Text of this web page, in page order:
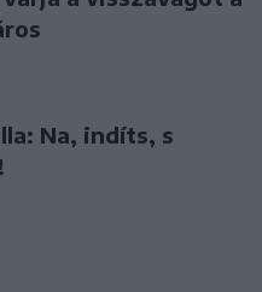
Na, indíts, s